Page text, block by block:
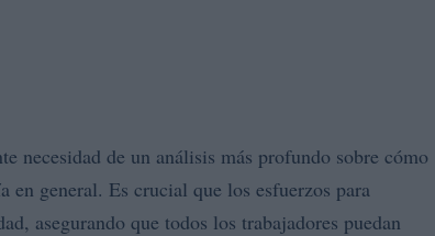
necesidad de un análisis más profundo sobre cómo
en general. Es crucial que los esfuerzos para
asegurando que todos los trabajadores puedan